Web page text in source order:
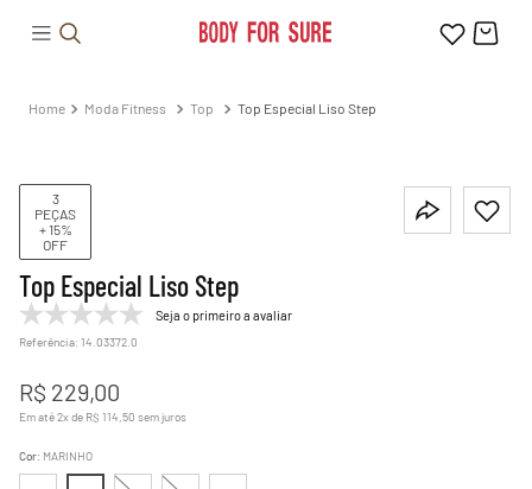
Moda Fitness Top Top Especial Liso Step
3
PEÇAS
+ 15%
OFF
Top Especial Liso Step
Seja o primeiro a avaliar
Referência: 14.03372.0
R$ 229,00
Em até2x de R$ 114 50 sem juros
Cor: MARINHO